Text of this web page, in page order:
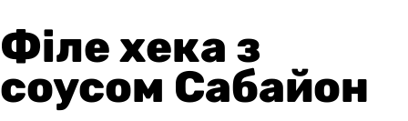
Філе хека з
соусом Сабайон